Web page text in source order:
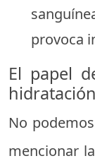
provoca
El papel
hidratación
No
mencionar